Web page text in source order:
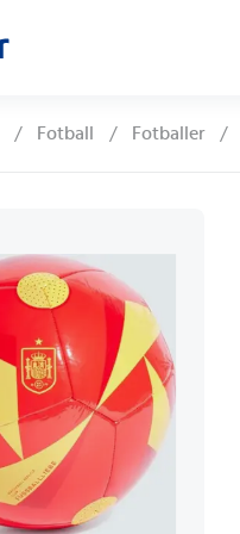
/ Fotball / Fotballer /